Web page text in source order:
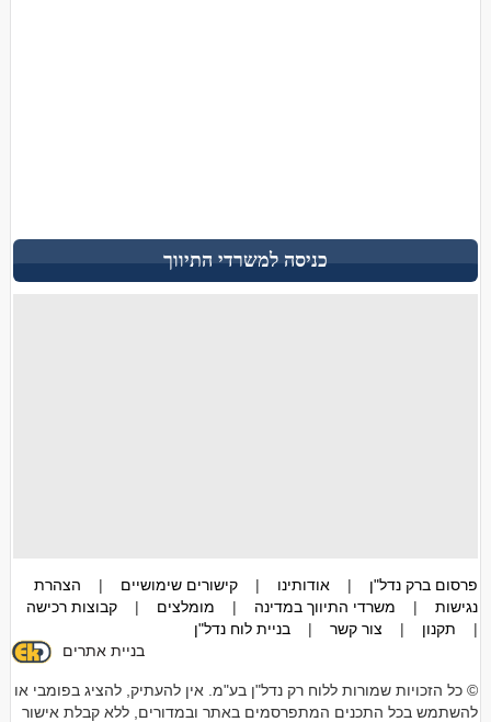
כניסה למשרדי התיווך
פרסום ברק נדל"ן | אודותינו | קישורים שימושיים |
הצהרת
נגישות
| משרדי התיווך במדינה | מומלצים |
קבוצות רכישה
|
תקנון | צור קשר |
בניית לוח נדל"ן
בניית אתרים
© כל הזכויות שמורות ללוח רק נדל"ן בע"מ. אין להעתיק, להציג בפומבי או
להשתמש בכל התכנים המתפרסמים באתר ובמדורים, ללא קבלת אישור